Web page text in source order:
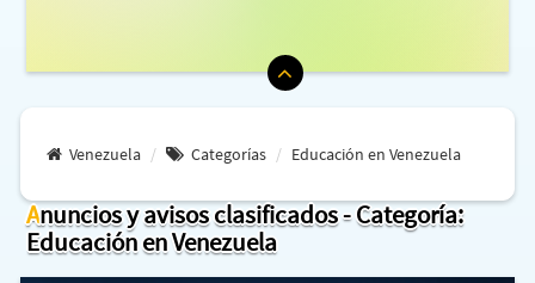
Venezuela Categorías Educación en Venezuela
Anuncios y avisos clasificados - Categoría:
Educación en Venezuela